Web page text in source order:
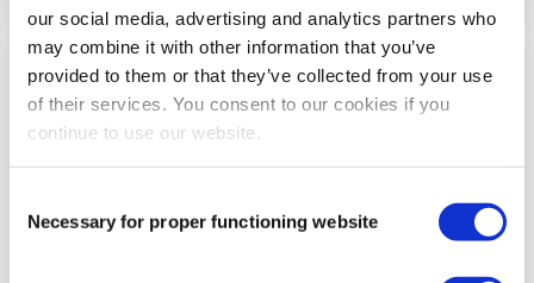
our social media, advertising and analytics partners who
may combine it with other information that you’ve
provided to them or that they’ve collected from your use
of their services. You consent to our cookies if you
continue to use our website.
Selection
Necessary for proper functioning website
5